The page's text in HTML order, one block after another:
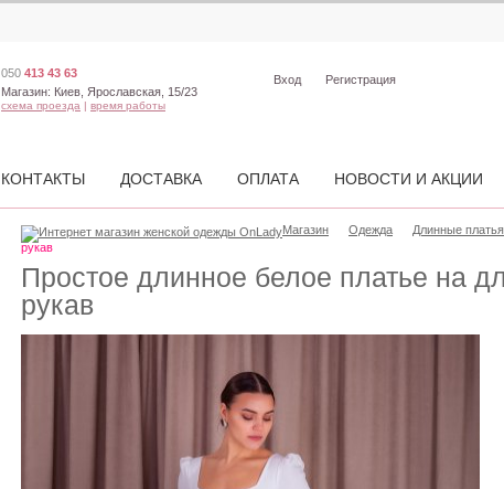
Простое длинное белое платье на
рукав
Магазин Одежда Длинные платья
рукав
050 413 43 63
Магазин: Киев, Ярославская, 15/23
схема проезда | время работы
Вход Регистрация
КОНТАКТЫ ДОСТАВКА ОПЛАТА НОВОСТИ И АКЦИИ